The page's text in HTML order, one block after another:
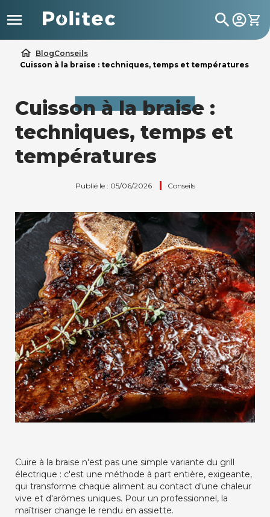
 search
home BlogConseils
Cuisson à la braise : techniques, temps et températures
Cuisson à la braise :
techniques, temps et
températures
Publié le : 05/06/2026 Conseils
Cuire à la braise n'est pas une simple variante du grill
électrique : c'est une méthode à part entière, exigeante,
qui transforme chaque aliment au contact d'une chaleur
vive et d'arômes uniques. Pour un professionnel, la
maîtriser change le rendu en assiette.